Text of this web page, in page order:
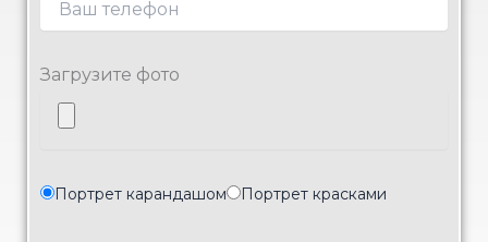
Загрузите фото
Портрет карандашом Портрет красками